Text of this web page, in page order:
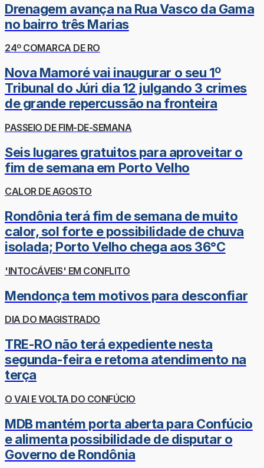
Drenagem avança na Rua Vasco da Gama
no bairro três Marias
24º COMARCA DE RO
Nova Mamoré vai inaugurar o seu 1º
Tribunal do Júri dia 12 julgando 3 crimes
de grande repercussão na fronteira
PASSEIO DE FIM-DE-SEMANA
Seis lugares gratuitos para aproveitar o
fim de semana em Porto Velho
CALOR DE AGOSTO
Rondônia terá fim de semana de muito
calor, sol forte e possibilidade de chuva
isolada; Porto Velho chega aos 36°C
'INTOCÁVEIS' EM CONFLITO
Mendonça tem motivos para desconfiar
DIA DO MAGISTRADO
TRE-RO não terá expediente nesta
segunda-feira e retoma atendimento na
terça
O VAI E VOLTA DO CONFÚCIO
MDB mantém porta aberta para Confúcio
e alimenta possibilidade de disputar o
Governo de Rondônia